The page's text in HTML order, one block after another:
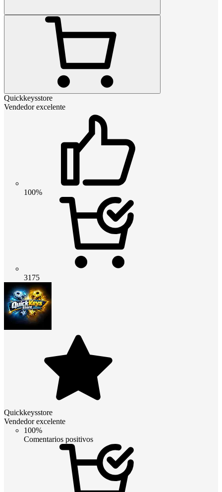
Quickkeysstore
Vendedor excelente
100%
3175
Quickkeysstore
Vendedor excelente
100%
Comentarios positivos